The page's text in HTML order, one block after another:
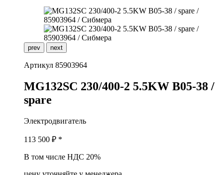
prev next
Артикул 85903964
MG132SC 230/400-2 5.5KW B05-38 /
spare
Электродвигатель
113 500 ₽ *
В том числе НДС 20%